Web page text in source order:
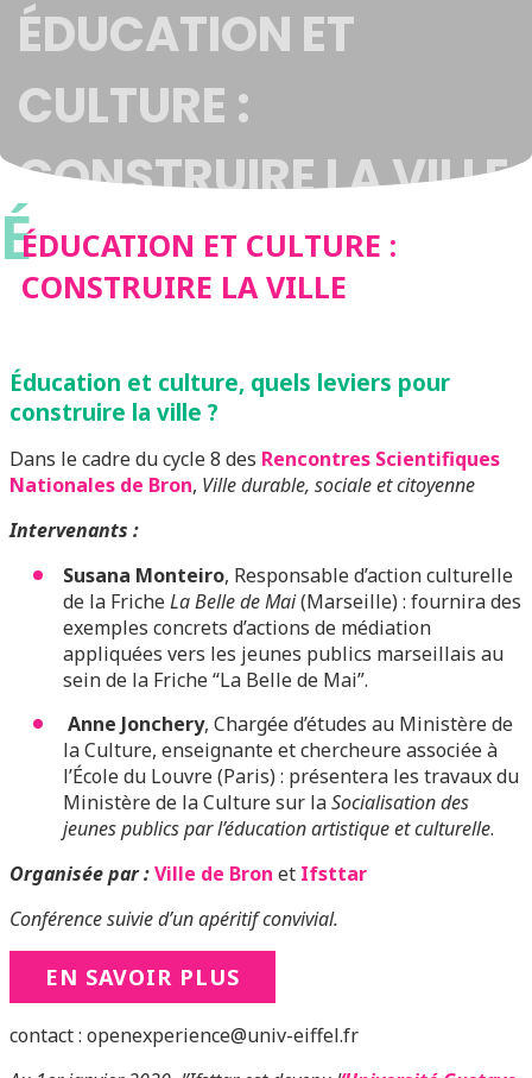
ÉDUCATION ET
CULTURE :
CONSTRUIRE LA VILLE
ÉÉDUCATION ET CULTURE :
CONSTRUIRE LA VILLE
Éducation et culture, quels leviers pour
construire la ville ?
Dans le cadre du cycle 8 des Rencontres Scientifiques
Nationales de Bron, Ville durable, sociale et citoyenne
Intervenants :
Susana Monteiro, Responsable d’action culturelle
de la FricheLa Belle de Mai(Marseille) : fournira des
exemples concrets d’actions de médiation
appliquées vers les jeunes publics marseillais au
sein de la Friche “La Belle de Mai”.
Anne Jonchery, Chargée d’études au Ministère de
la Culture, enseignante et chercheure associée à
l’École du Louvre (Paris) : présentera les travaux du
Ministère de la Culture sur laSocialisation des
jeunes publics par l’éducation artistique et culturelle.
Organisée par :Ville de Bron et Ifsttar
Conférence suivie d’un apéritif convivial.
EN SAVOIR PLUS
contact : openexperience@univ-eiffel.fr